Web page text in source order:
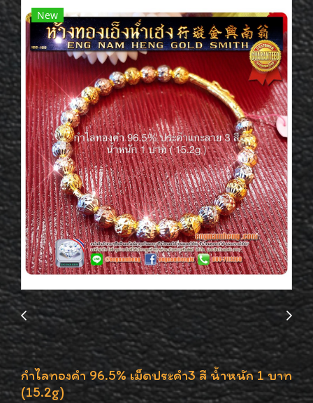
New
กำไลทองคำ 96.5% เม็ดประคำ3 สี น้ำหนัก 1 บาท
(15.2g)